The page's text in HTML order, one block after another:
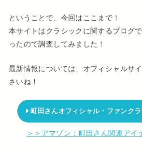
ということで、今回はここまで！
本サイトはクラシックに関するブログ
ったので調査してみました！
最新情報については、オフィシャルサ
さいね！
町田さんオフィシャル・ファンクラ
＞＞アマゾン：町田さん関連アイ